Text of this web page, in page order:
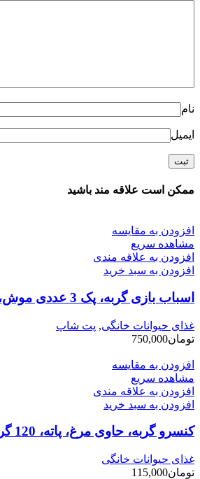
نام
ایمیل
ممکن است علاقه مند باشید
افزودن به مقایسه
مشاهده سریع
افزودن به علاقه مندی
افزودن به سبد خرید
اسباب بازی گربه، پک 3 عددی موش، مدل مووا، هپی پت
غذای حیوانات خانگی, پت شاپ
تومان750,000
افزودن به مقایسه
مشاهده سریع
افزودن به علاقه مندی
افزودن به سبد خرید
کنسرو گربه، حاوی مرغ، پاته، 120 گرمی، نوتری پلاس
غذای حیوانات خانگی
تومان115,000